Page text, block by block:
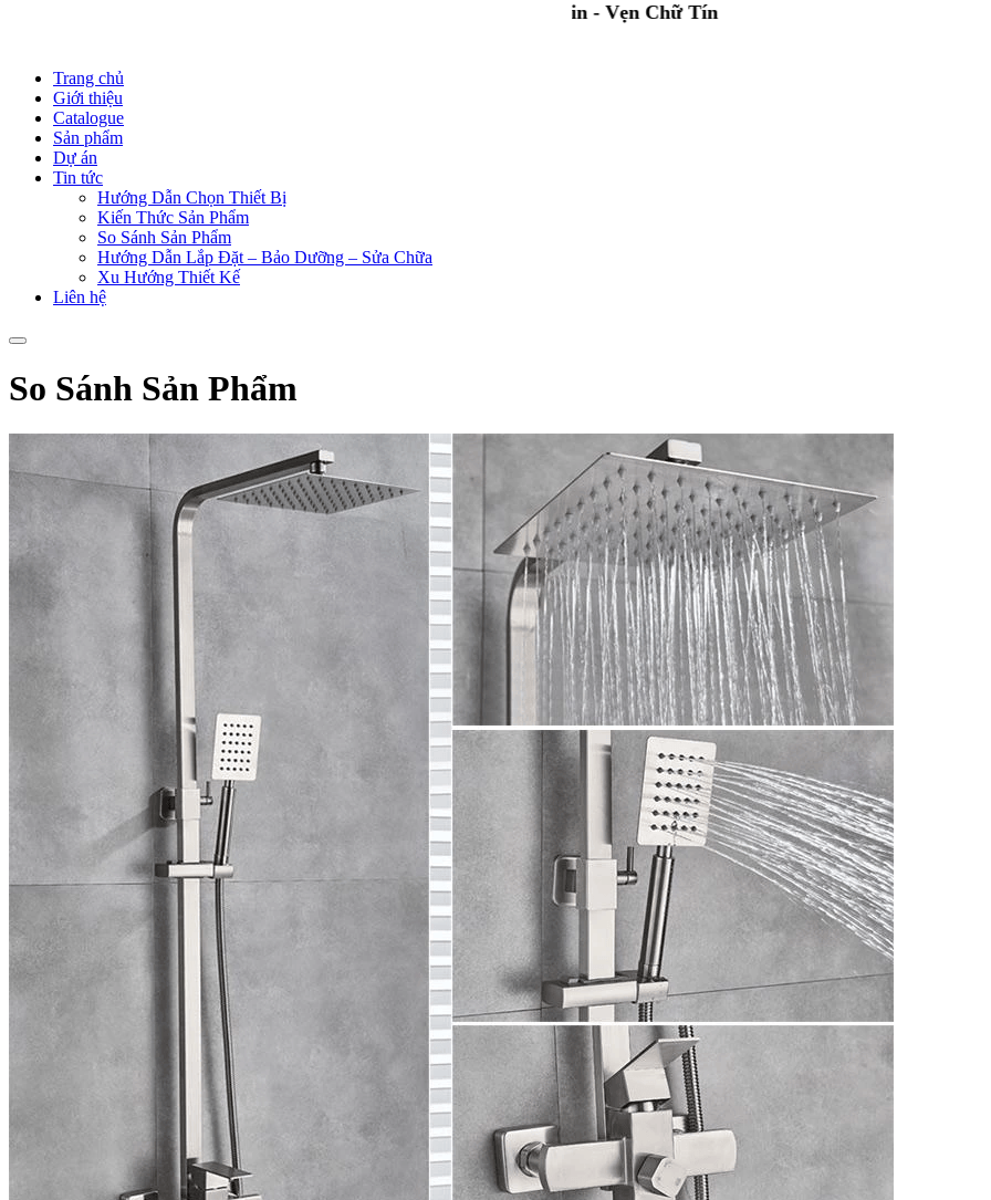
Trọn Niềm Tin - Vẹn Chữ Tín
Trang chủ
Giới thiệu
Catalogue
Sản phẩm
Dự án
Tin tức
Hướng Dẫn Chọn Thiết Bị
Kiến Thức Sản Phẩm
So Sánh Sản Phẩm
Hướng Dẫn Lắp Đặt – Bảo Dưỡng – Sửa Chữa
Xu Hướng Thiết Kế
Liên hệ
So Sánh Sản Phẩm